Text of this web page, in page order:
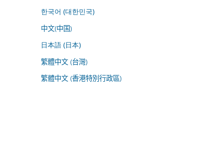
한국어 (대한민국)
中文(中国)
日本語 (日本)
繁體中文 (台灣)
繁體中文 (香港特別行政區)